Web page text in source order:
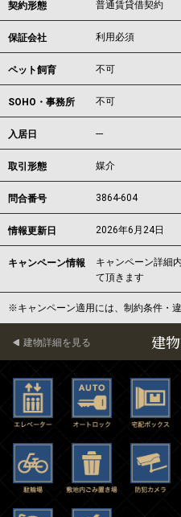
契約形態 普通賃貸借契約
保証会社 利用必須
ペット飼育 不可
SOHO・事務所 不可
入居日 ---
取引形態 媒介
問合番号 3864-604
情報更新日 2026年6月24日
キャンペーン情報
キャンペーン詳細
て頂きます
※キャンペーン適用には、制約条件・
建
建物詳細を見る